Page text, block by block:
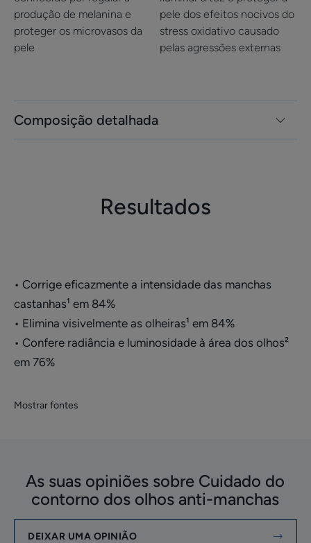
Textura leve, fluida e não pegajosa
Aroma do produto
durante 2 meses. % de indivíduos melhoraram.
Composição detalhada
produção de melanina e
proteger os microvasos da
pele
pele dos efeitos nocivos do
stress oxidativo causado
pelas agressões externas
Resultados
• Corrige eficazmente a intensidade das manchas
castanhas¹ em 84%
• Elimina visivelmente as olheiras¹ em 84%
• Confere radiância e luminosidade à área dos olhos²
em 76%
Mostrar fontes
As suas opiniões sobre Cuidado do
contorno dos olhos anti-manchas
DEIXAR UMA OPINIÃO